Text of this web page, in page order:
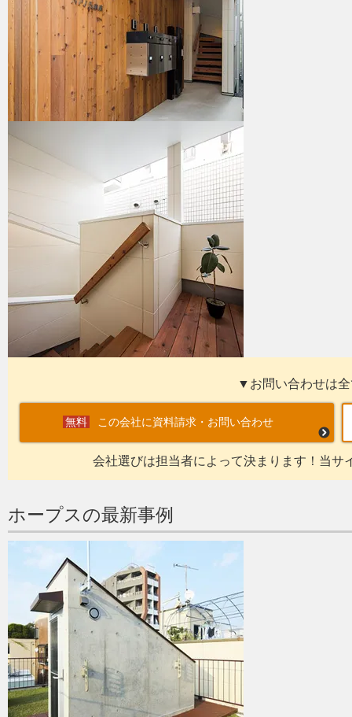
▼お問い合わせは
この会社に資料請求・お問い合わせ
会社選びは担当者によって決まります！当サ
ホープスの最新事例